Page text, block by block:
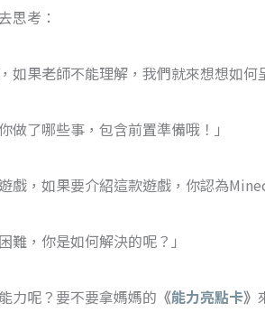
思考：
如果老師不能理解，我們就來想想如何
做了哪些事，包含前置準備哦！」
戲，如果要介紹這款遊戲，你認為
難，你是如何解決的呢？」
力呢？要不要拿媽媽的 《能力亮點卡》